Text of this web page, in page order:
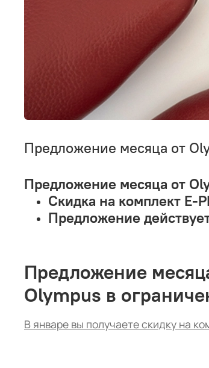
Предложение месяца от
Предложение месяца от
Скидка на комплект E-
Предложение
Предложение
Olympus в
В январе вы получаете скидку на